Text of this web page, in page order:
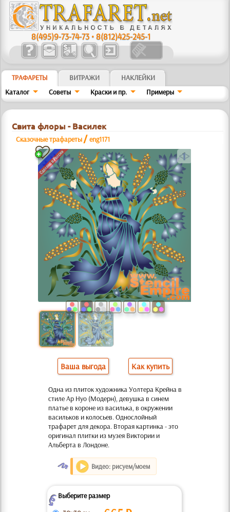
8(495)9-73-74-73 •8(812)425-245-1
ТРАФАРЕТЫ ВИТРАЖИ
НАКЛЕЙКИ
Каталог
Советы Краски и пр. Примеры
Свита флоры - Василек
Сказочные трафареты /eng1171
a
Ваша выгода Как купить
Одна из плиток художника Уолтера Крейна в
стиле Ар Нуо (Модерн), девушка в синем
платье в короне из василька, в окружении
васильков и колосьев. Однослойный
трафарет для декора. Вторая картинка - это
оригинал плитки из музея Виктории и
Альберта в Лондоне.
O Видео: рисуем/моем
ZВыберите размер